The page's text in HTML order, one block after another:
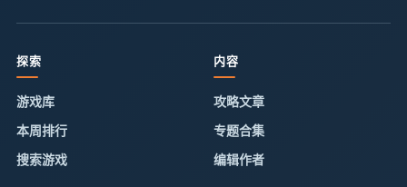
探索
游戏库
本周排行
搜索游戏
内容
攻略文章
专题合集
编辑作者